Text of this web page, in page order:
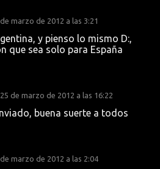
marzo de 2012 a las 3:21
y pienso lo mismo D:,
que sea solo para España
25 de marzo de 2012 a las 16:22
buena suerte a todos
marzo de 2012 a las 2:04